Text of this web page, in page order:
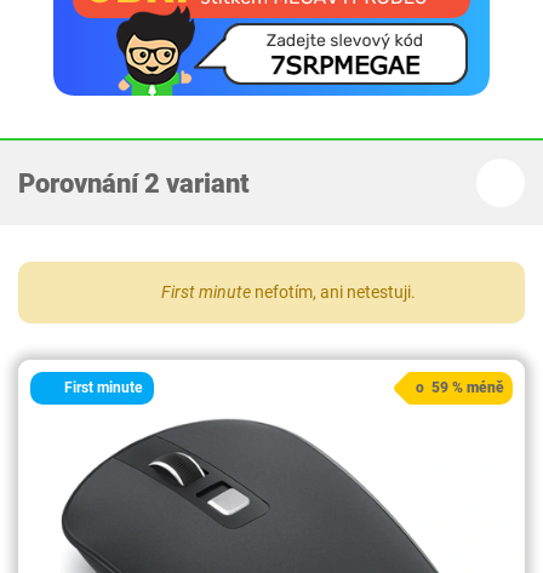
Porovnání 2 variant
First minute nefotím, ani netestuji.
First minute o 59 % méně